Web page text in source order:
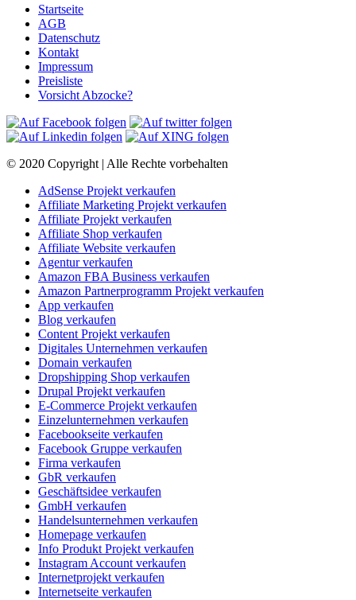
Startseite
AGB
Datenschutz
Kontakt
Impressum
Preisliste
Vorsicht Abzocke?
© 2020 Copyright | Alle Rechte vorbehalten
AdSense Projekt verkaufen
Affiliate Marketing Projekt verkaufen
Affiliate Projekt verkaufen
Affiliate Shop verkaufen
Affiliate Website verkaufen
Agentur verkaufen
Amazon FBA Business verkaufen
Amazon Partnerprogramm Projekt verkaufen
App verkaufen
Blog verkaufen
Content Projekt verkaufen
Digitales Unternehmen verkaufen
Domain verkaufen
Dropshipping Shop verkaufen
Drupal Projekt verkaufen
E-Commerce Projekt verkaufen
Einzelunternehmen verkaufen
Facebookseite verkaufen
Facebook Gruppe verkaufen
Firma verkaufen
GbR verkaufen
Geschäftsidee verkaufen
GmbH verkaufen
Handelsunternehmen verkaufen
Homepage verkaufen
Info Produkt Projekt verkaufen
Instagram Account verkaufen
Internetprojekt verkaufen
Internetseite verkaufen